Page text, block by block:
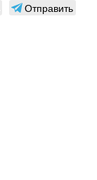
Отправить